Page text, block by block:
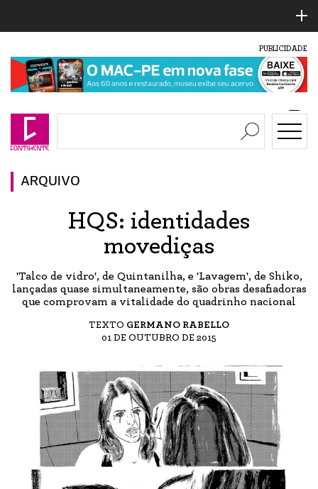
PUBLICIDADE
ARQUIVO
HQS: identidades
movediças
'Talco de vidro', de Quintanilha, e 'Lavagem', de Shiko,
lançadas quase simultaneamente, são obras desafiadoras
que comprovam a vitalidade do quadrinho nacional
TEXTO GERMANO RABELLO
01 DE OUTUBRO DE 2015